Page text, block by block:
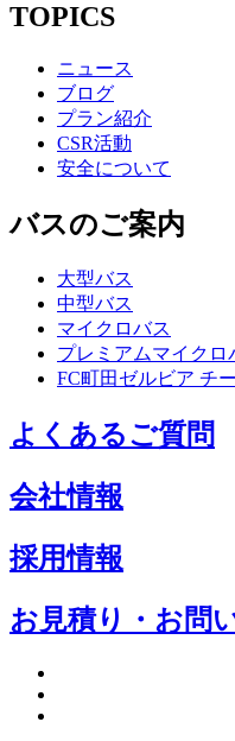
TOPICS
ニュース
ブログ
プラン紹介
CSR活動
安全について
バスのご案内
大型バス
中型バス
マイクロバス
プレミアムマイクロ
FC町田ゼルビア チ
よくあるご質問
会社情報
採用情報
お見積り・お問